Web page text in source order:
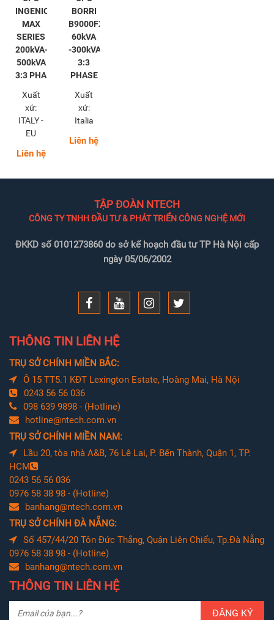
INGENIO
MAX
SERIES
200kVA-
500kVA
3:3 PHA
Xuất
xứ:
ITALY -
EU
Liên hệ
BORRI
B9000FXS
60kVA
-300kVA
3:3
PHASE
Xuất
xứ:
Italia
Liên hệ
TẬP ĐOÀN NTECH
CÔNG TY TNHH ĐẦU TƯ & PHÁT TRIỂN CÔNG NGHỆ MỚI
ĐKKD số 0101273860 do sở kế hoạch đầu tư TP Hà Nội cấp
ngày 05/06/2002
THÔNG TIN LIÊN HỆ
TRỤ SỞ CHÍNH MIỀN BẮC:
Ô 15 TT5.1 KĐT Lexington Estate, Hoàng Mai, Hà Nội
0243 56 56 036
098 639 9898 - (Hotline)
hotline@ntech.com.vn
TRỤ SỞ CHÍNH MIỀN NAM:
Lầu 20, tòa nhà A&B, 76 Lê Lai, P. Bến Thành, Quận 1, TP.
HCM
0243 56 56 036
0976 58 38 98 - (Hotline)
banhang@ntech.com.vn
TRỤ SỞ CHÍNH ĐÀ NẴNG:
Số 457/44/20 Tôn Đức Thắng, Quận Liên Chiểu, Tp.Đà Nẵng
0976 58 38 98 - (Hotline)
banhang@ntech.com.vn
THÔNG TIN LIÊN HỆ
ĐĂNG KÝ